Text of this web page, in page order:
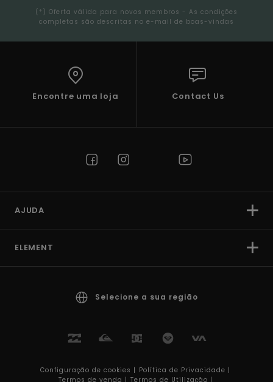
(*) Oferta válida para novos membros - As condições
completas são descritas no e-mail de boas-vindas
Encontre uma loja Contact Us
AJUDA
ELEMENT
Selecione a sua região
Configuração de cookies | Política de Privacidade |
Termos de venda | Termos de Utilizaçâo |